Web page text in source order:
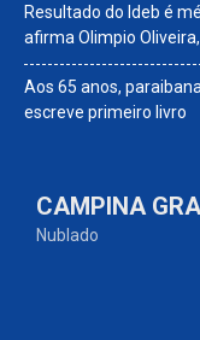
Resultado do Ideb é
afirma Olimpio
Aos 65 anos,
escreve primeiro livro
CAMPINA
Nublado